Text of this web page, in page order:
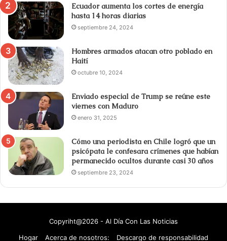
Ecuador aumenta los cortes de energía
hasta 14 horas diarias
septiembre 24, 2024
Hombres armados atacan otro poblado en
Haití
octubre 10, 2024
Enviado especial de Trump se reúne este
viernes con Maduro
enero 31, 2025
Cómo una periodista en Chile logró que un
psicópata le confesara crímenes que habían
permanecido ocultos durante casi 30 años
septiembre 23, 2024
Copyriht@2026 - Al Día Con Las Noticias
Hogar
Acerca de nosotros: Descargo de responsabilidad